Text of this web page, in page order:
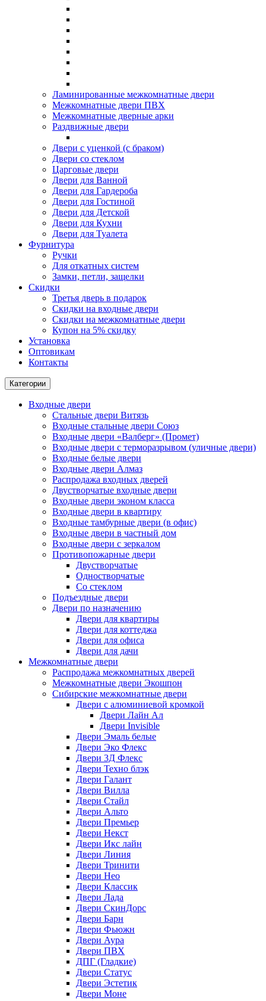
Ламинированные межкомнатные двери
Межкомнатные двери ПВХ
Межкомнатные дверные арки
Раздвижные двери
Двери с уценкой (с браком)
Двери со стеклом
Царговые двери
Двери для Ванной
Двери для Гардероба
Двери для Гостиной
Двери для Детской
Двери для Кухни
Двери для Туалета
Фурнитура
Ручки
Для откатных систем
Замки, петли, защелки
Скидки
Третья дверь в подарок
Скидки на входные двери
Скидки на межкомнатные двери
Купон на 5% скидку
Установка
Оптовикам
Контакты
Категории
Входные двери
Стальные двери Витязь
Входные стальные двери Союз
Входные двери «Валберг» (Промет)
Входные двери с терморазрывом (уличные двери)
Входные белые двери
Входные двери Алмаз
Распродажа входных дверей
Двустворчатые входные двери
Входные двери эконом класса
Входные двери в квартиру
Входные тамбурные двери (в офис)
Входные двери в частный дом
Входные двери с зеркалом
Противопожарные двери
Двустворчатые
Одностворчатые
Со стеклом
Подъездные двери
Двери по назначению
Двери для квартиры
Двери для коттеджа
Двери для офиса
Двери для дачи
Межкомнатные двери
Распродажа межкомнатных дверей
Межкомнатные двери Экошпон
Сибирские межкомнатные двери
Двери с алюминиевой кромкой
Двери Лайн Ал
Двери Invisible
Двери Эмаль белые
Двери Эко Флекс
Двери 3Д Флекс
Двери Техно блэк
Двери Галант
Двери Вилла
Двери Стайл
Двери Альто
Двери Премьер
Двери Некст
Двери Икс лайн
Двери Линия
Двери Тринити
Двери Нео
Двери Классик
Двери Лада
Двери СкинДорс
Двери Барн
Двери Фьюжн
Двери Аура
Двери ПВХ
ДПГ (Гладкие)
Двери Статус
Двери Эстетик
Двери Моне